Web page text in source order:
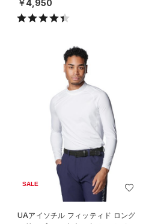
￥4,950
SALE
UAアイソチル フィッティド ロング